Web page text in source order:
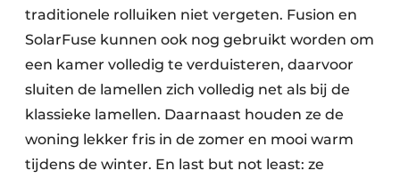
traditionele rolluiken niet vergeten. Fusion en
SolarFuse kunnen ook nog gebruikt worden om
een kamer volledig te verduisteren, daarvoor
sluiten de lamellen zich volledig net als bij de
klassieke lamellen. Daarnaast houden ze de
woning lekker fris in de zomer en mooi warm
tijdens de winter. En last but not least: ze